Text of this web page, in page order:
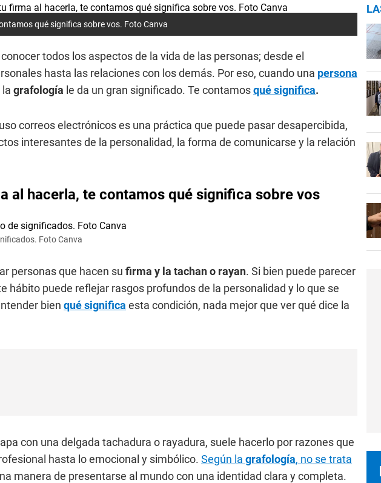
qué significa sobre vos. Foto Canva
todos los aspectos de la vida de las personas; desde el
hasta las relaciones con los demás. Por eso, cuando una persona
la grafología le da un gran significado. Te contamosqué significa.
correos electrónicos es una práctica que puede pasar desapercibida,
interesantes de la personalidad, la forma de comunicarse y la relación
al hacerla, te contamos qué significa sobre vos
Foto Canva
personas que hacen su firma y la tachan o rayan. Si bien puede parecer
hábito puede reflejar rasgos profundos de la personalidad y lo que se
bien qué significa esta condición, nada mejor que ver qué dice la
con una delgada tachadura o rayadura, suele hacerlo por razones que
hasta lo emocional y simbólico. Según la grafología, no se trata
manera de presentarse al mundo con una identidad clara y completa.